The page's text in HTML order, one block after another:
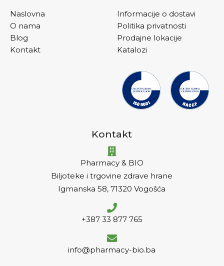
Naslovna
O nama
Blog
Kontakt
Informacije o dostavi
Politika privatnosti
Prodajne lokacije
Katalozi
Kontakt
Pharmacy & BIO
Biljoteke i trgovine zdrave hrane
Igmanska 58, 71320 Vogošća
+387 33 877 765
info@pharmacy-bio.ba